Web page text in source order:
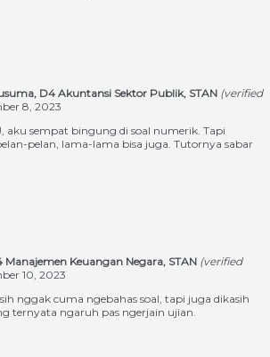
D4 Akuntansi Sektor Publik, STAN (verified
8, 2023
aku sempat bingung di soal numerik. Tapi
pelan, lama-lama bisa juga. Tutornya sabar
Manajemen Keuangan Negara, STAN (verified
10, 2023
nggak cuma ngebahas soal, tapi juga dikasih
ternyata ngaruh pas ngerjain ujian.